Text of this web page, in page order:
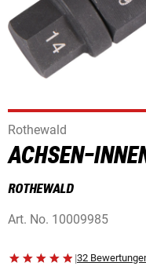
Rothewald
ACHSEN-
ROTHEWALD
Art. No. 10009985
|32